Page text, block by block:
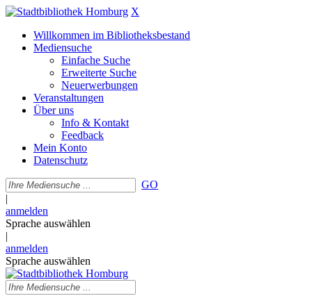
X
Willkommen im Bibliotheksbestand
Mediensuche
Einfache Suche
Erweiterte Suche
Neuerwerbungen
Veranstaltungen
Über uns
Info & Kontakt
Feedback
Mein Konto
Datenschutz
GO
|
anmelden
Sprache auswählen
|
anmelden
Sprache auswählen